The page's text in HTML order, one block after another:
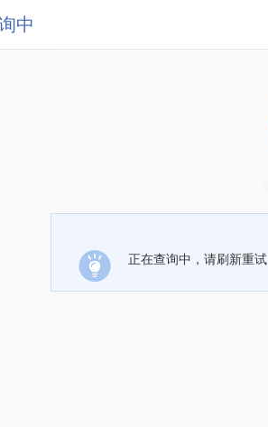
中
正在查询中，请刷新重试